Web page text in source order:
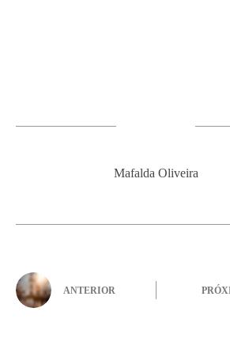
Mafalda Oliveira
ANTERIOR